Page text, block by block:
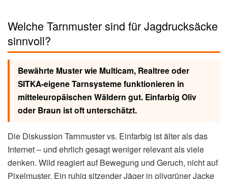
Welche Tarnmuster sind für Jagdrucksäcke
sinnvoll?
Bewährte Muster wie Multicam, Realtree oder
SITKA-eigene Tarnsysteme funktionieren in
mitteleuropäischen Wäldern gut. Einfarbig Oliv
oder Braun ist oft unterschätzt.
Die Diskussion Tarnmuster vs. Einfarbig ist älter als das
Internet – und ehrlich gesagt weniger relevant als viele
denken. Wild reagiert auf Bewegung und Geruch, nicht auf
Pixelmuster. Ein ruhig sitzender Jäger in olivgrüner Jacke